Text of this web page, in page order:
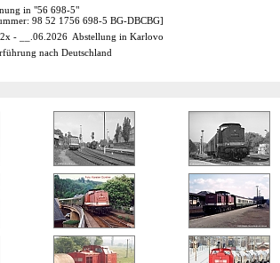
in "56 698-5"
98 52 1756 698-5 BG-DBCBG]
- __.06.2026 Abstellung in Karlovo
nach Deutschland